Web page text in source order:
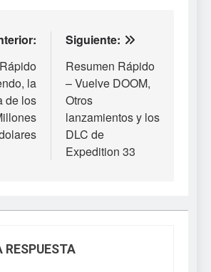
la
de los
Siguiente:
Resumen Rápido
– Vuelve DOOM,
Otros
lanzamientos y los
DLC de
Expedition 33
RESPUESTA